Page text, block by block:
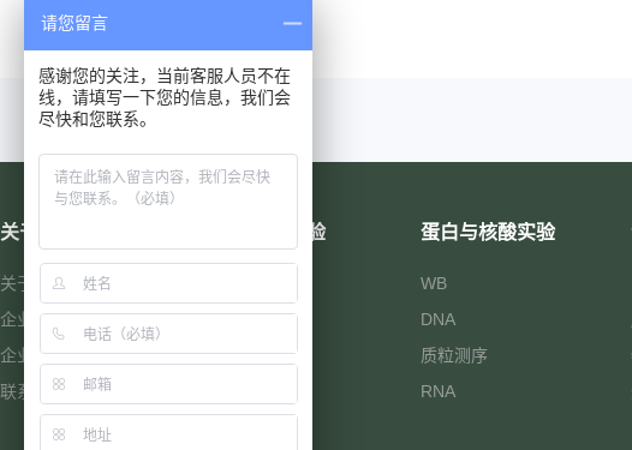
说明书下载
关于歌凡
关于我们
企业文化
企业资质
联系我们
病理形态实验
样本包埋
切片
蛋白与核酸实验
WB
DNA
质粒测序
RNA
请您留言
感谢您的关注，当前客服人员不在
线，请填写一下您的信息，我们会
尽快和您联系。